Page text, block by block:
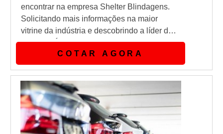
encontrar na empresa Shelter Blindagens.
Solicitando mais informações na maior
vitrine da indústria e descobrindo a líder do
mercado.É importante lembrar que o serviço
deve sempre ser prestado por empresas
especializadas no segmento. Esse tipo de
cuidado ajuda a garantir a qualidade e
assertividade do serviço, além de evitar
prejuízos com imprevistos e execu...
COTAR AGORA